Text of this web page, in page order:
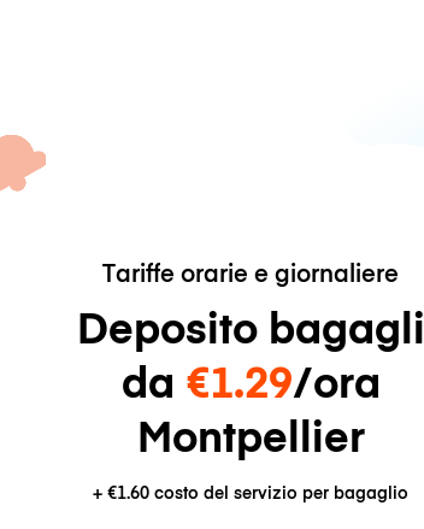
Tariffe orarie e giornaliere
Deposito bagagli
da €1.29/ora
Montpellier
+ €1.60 costo del servizio per bagaglio